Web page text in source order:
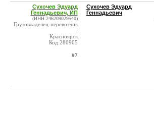
Сухочев Эдуард
Геннадьевич, ИП
(ИНН:246209029540)
Грузовладелец-перевозчик
Красноярск
Код:280905
#7
Сухочев Эдуард
Геннадьевич